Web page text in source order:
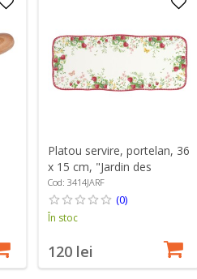
Platou servire, portelan, 36
x 15 cm, "Jardin des
Fraises" - Easy Life
Cod: 3414JARF
(0)
În stoc
120 lei